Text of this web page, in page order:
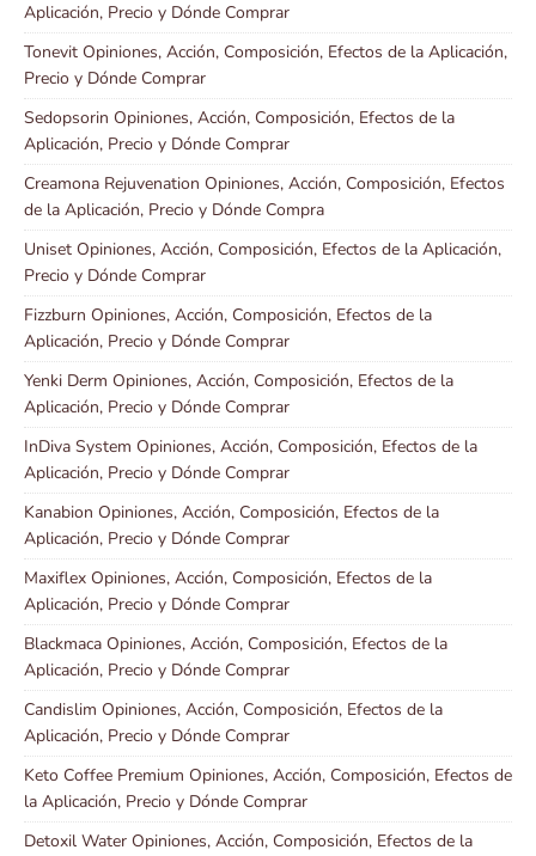
Aplicación, Precio y Dónde Comprar
Tonevit Opiniones, Acción, Composición, Efectos de la Aplicación,
Precio y Dónde Comprar
Sedopsorin Opiniones, Acción, Composición, Efectos de la
Aplicación, Precio y Dónde Comprar
Creamona Rejuvenation Opiniones, Acción, Composición, Efectos
de la Aplicación, Precio y Dónde Compra
Uniset Opiniones, Acción, Composición, Efectos de la Aplicación,
Precio y Dónde Comprar
Fizzburn Opiniones, Acción, Composición, Efectos de la
Aplicación, Precio y Dónde Comprar
Yenki Derm Opiniones, Acción, Composición, Efectos de la
Aplicación, Precio y Dónde Comprar
InDiva System Opiniones, Acción, Composición, Efectos de la
Aplicación, Precio y Dónde Comprar
Kanabion Opiniones, Acción, Composición, Efectos de la
Aplicación, Precio y Dónde Comprar
Maxiflex Opiniones, Acción, Composición, Efectos de la
Aplicación, Precio y Dónde Comprar
Blackmaca Opiniones, Acción, Composición, Efectos de la
Aplicación, Precio y Dónde Comprar
Candislim Opiniones, Acción, Composición, Efectos de la
Aplicación, Precio y Dónde Comprar
Keto Coffee Premium Opiniones, Acción, Composición, Efectos de
la Aplicación, Precio y Dónde Comprar
Detoxil Water Opiniones, Acción, Composición, Efectos de la